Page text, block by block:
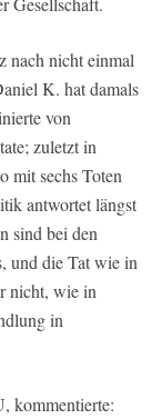
nach nicht einmal
K. hat damals
von
zuletzt in
mit sechs Toten
antwortet längst
sind bei den
und die Tat wie in
nicht, wie in
in
kommentierte: